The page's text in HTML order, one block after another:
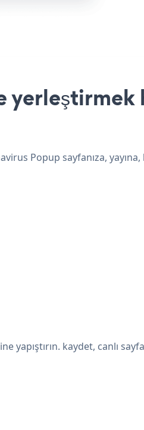
yerleştirmek
Popup sayfanıza, yayına,
kaydet, canlı